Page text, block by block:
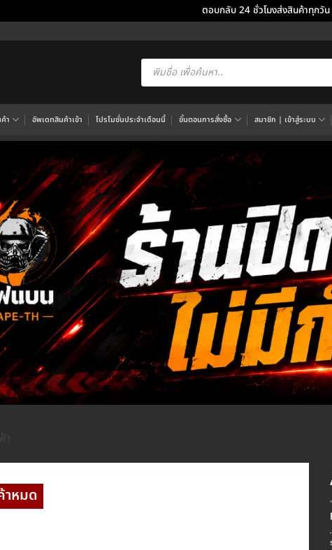
ตอบกลับ 24 ชั่วโมงส่งสินค้าทุกวั
Products
search
า อัพเดทสินค้าเข้า โปรโมชั่นประจำเดือนนี้ ขั้นตอนการสั่งซื้อ สมาชิก | เข้าสู่ระบบ